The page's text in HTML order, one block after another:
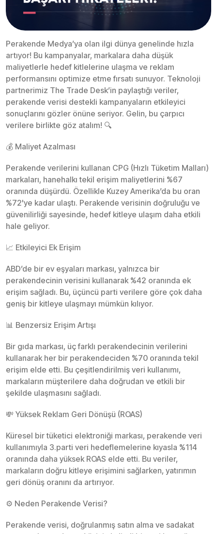
Perakende Medya’ya olan ilgi dünya genelinde hızla
artıyor! Bu kampanyalar, markalara daha düşük
maliyetlerle hedef kitlelerine ulaşma ve reklam
performansını optimize etme fırsatı sunuyor. Teknoloji
partnerimiz The Trade Desk’in paylaştığı veriler,
perakende verisi destekli kampanyaların etkileyici
sonuçlarını gözler önüne seriyor. Gelin, bu çarpıcı
verilere birlikte göz atalım! 🔍
💰 Maliyet Azalması
Perakende verilerini kullanan CPG (Hızlı Tüketim Malları)
markaları, hanehalkı tekil erişim maliyetlerini %67
oranında düşürdü. Özellikle Kuzey Amerika’da bu oran
%72'ye kadar ulaştı. Perakende verisinin doğruluğu ve
güvenilirliği sayesinde, hedef kitleye ulaşım daha etkili
hale geliyor.
📈 Etkileyici Ek Erişim
ABD’de bir ev eşyaları markası, yalnızca bir
perakendecinin verisini kullanarak %42 oranında ek
erişim sağladı. Bu, üçüncü parti verilere göre çok daha
geniş bir kitleye ulaşmayı mümkün kılıyor.
📊 Benzersiz Erişim Artışı
Bir gıda markası, üç farklı perakendecinin verilerini
kullanarak her bir perakendeciden %70 oranında tekil
erişim elde etti. Bu çeşitlendirilmiş veri kullanımı,
markaların müşterilere daha doğrudan ve etkili bir
şekilde ulaşmasını sağladı.
💸 Yüksek Reklam Geri Dönüşü (ROAS)
Küresel bir tüketici elektroniği markası, perakende veri
kullanımıyla 3.parti veri hedeflemelerine kıyasla %114
oranında daha yüksek ROAS elde etti. Bu veriler,
markaların doğru kitleye erişimini sağlarken, yatırımın
geri dönüş oranını da artırıyor.
⚙️ Neden Perakende Verisi?
Perakende verisi, doğrulanmış satın alma ve sadakat